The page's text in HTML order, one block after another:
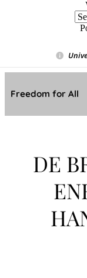
Freedom for All
DE